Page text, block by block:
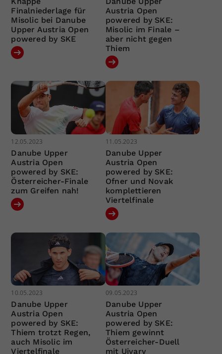
Finalniederlage für
Misolic bei Danube
Upper Austria Open
powered by SKE
Austria Open
powered by SKE:
Misolic im Finale –
aber nicht gegen
Thiem
12.05.2023
Danube Upper
Austria Open
powered by SKE:
Österreicher-Finale
zum Greifen nah!
11.05.2023
Danube Upper
Austria Open
powered by SKE:
Ofner und Novak
komplettieren
Viertelfinale
10.05.2023
Danube Upper
Austria Open
powered by SKE:
Thiem trotzt Regen,
auch Misolic im
Viertelfinale
09.05.2023
Danube Upper
Austria Open
powered by SKE:
Thiem gewinnt
Österreicher-Duell
mit Ujvary